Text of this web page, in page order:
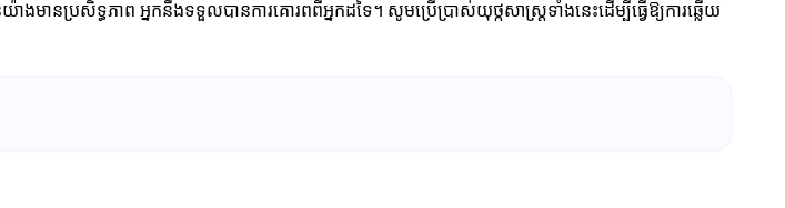
ប្រសិទ្ធភាព អ្នកនឹងទទួលបានការគោរពពីអ្នកដទៃ។ សូមប្រើប្រាស់យុថ្កសាស្រ្តទាំងនេះដើម្បីធ្វើឱ្យការឆ្លើយ